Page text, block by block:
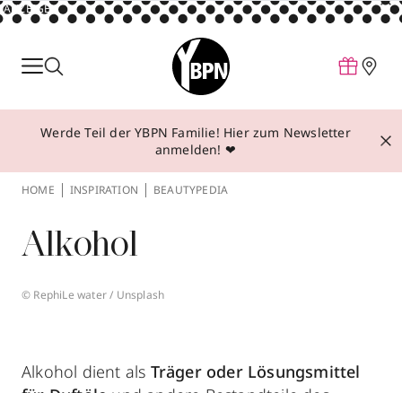
ANZEIGE
Parfum
Make-up
Behandlungen
Über YBPN
Aktionen
Werde Teil der YBPN Familie! Hier zum Newsletter
anmelden! ❤
HOME INSPIRATION BEAUTYPEDIA
Alkohol
© RephiLe water / Unsplash
Alkohol dient als Träger oder Lösungsmittel